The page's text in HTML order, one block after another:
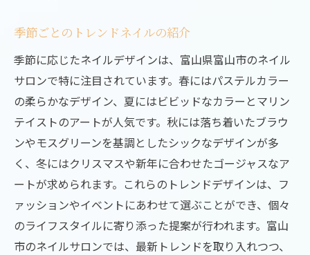
ネイル技術の進化がもたらす安心感
お客様の声が証明する魅力
富山市でのネイル体験が特別な理由
シンプルから華やかまで富山県富山市のネイル
技術が叶えるデザイン
シンプルなデザインの魅力
華やかなアートネイルの紹介
ライフスタイルに合わせたデザイン選び
特別な日にぴったりのデザイン提案
オーダーメイドのネイルデザインを楽しむ
季節ごとのトレンドネイルの紹介
季節に応じたネイルデザインは、富山県富山市のネイル
サロンで特に注目されています。春にはパステルカラー
の柔らかなデザイン、夏にはビビッドなカラーとマリン
テイストのアートが人気です。秋には落ち着いたブラウ
ンやモスグリーンを基調としたシックなデザインが多
く、冬にはクリスマスや新年に合わせたゴージャスなア
ートが求められます。これらのトレンドデザインは、フ
ァッションやイベントにあわせて選ぶことができ、個々
のライフスタイルに寄り添った提案が行われます。富山
市のネイルサロンでは、最新トレンドを取り入れつつ、